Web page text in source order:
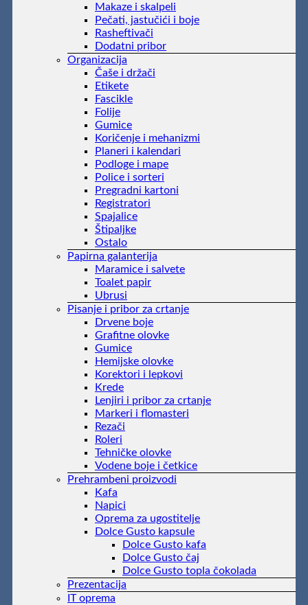
Makaze i skalpeli
Pečati, jastučići i boje
Rasheftivači
Dodatni pribor
Organizacija
Čaše i držači
Etikete
Fascikle
Folije
Gumice
Koričenje i mehanizmi
Planeri i kalendari
Podloge i mape
Police i sorteri
Pregradni kartoni
Registratori
Spajalice
Štipaljke
Ostalo
Papirna galanterija
Maramice i salvete
Toalet papir
Ubrusi
Pisanje i pribor za crtanje
Drvene boje
Grafitne olovke
Gumice
Hemijske olovke
Korektori i lepkovi
Krede
Lenjiri i pribor za crtanje
Markeri i flomasteri
Rezači
Roleri
Tehničke olovke
Vodene boje i četkice
Prehrambeni proizvodi
Kafa
Napici
Oprema za ugostitelje
Dolce Gusto kapsule
Dolce Gusto kafa
Dolce Gusto čaj
Dolce Gusto topla čokolada
Prezentacija
IT oprema